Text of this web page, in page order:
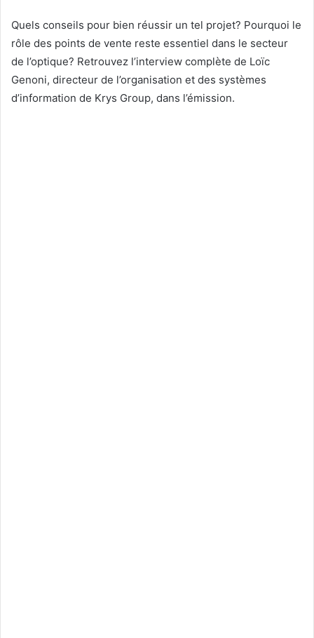
Quels conseils pour bien réussir un tel projet? Pourquoi le
rôle des points de vente reste essentiel dans le secteur
de l’optique? Retrouvez l’interview complète de Loïc
Genoni, directeur de l’organisation et des systèmes
d’information de Krys Group, dans l’émission.